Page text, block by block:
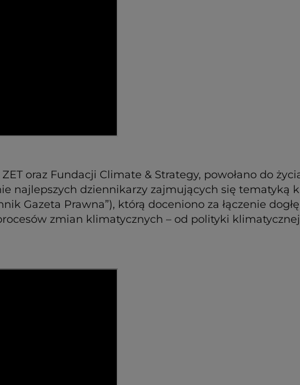
oraz Fundacji Climate & Strategy, powołano do
najlepszych dziennikarzy zajmujących się tematyką
Gazeta Prawna”), którą doceniono za łączenie
zmian klimatycznych – od polityki